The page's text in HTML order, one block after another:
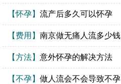
【怀孕】 流产后多久可以怀孕
【费用】 南京做无痛人流多少钱
【方法】 意外怀孕的解决方法
【不孕】 做人流会不会导致不孕